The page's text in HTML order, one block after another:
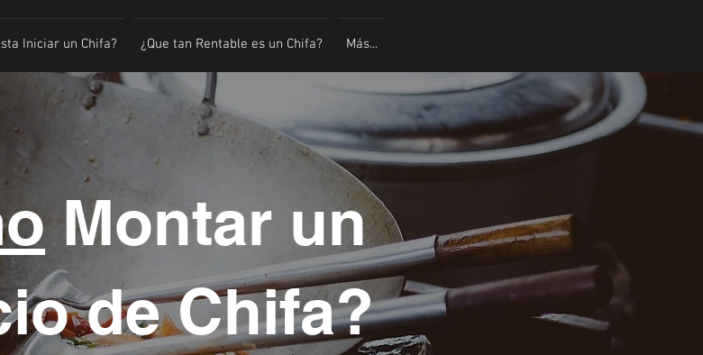
Iniciar un Chifa? ¿Que tan Rentable es un Chifa? Más...
Montar un
de Chifa?